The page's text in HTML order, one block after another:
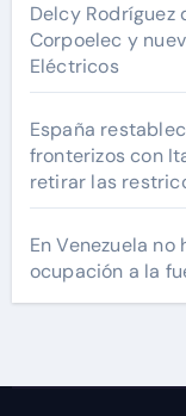
Delcy Rodríguez
Corpoelec y
Eléctricos
España
fronterizos con
retirar las
En Venezuela
ocupación a la